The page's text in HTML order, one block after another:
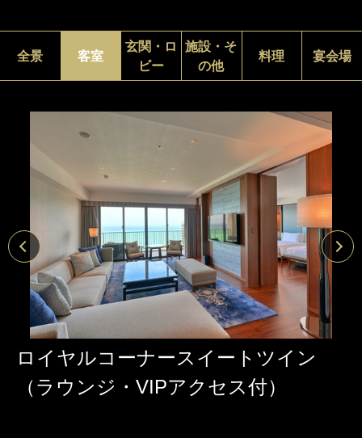
全景 客室
玄関・ロ
ビー
施設・そ
の他
料理 宴会場
ロイヤルコーナースイートツイン
（ラウンジ・VIPアクセス付）